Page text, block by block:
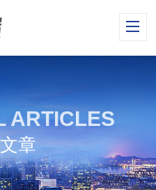
ARTICLES
章